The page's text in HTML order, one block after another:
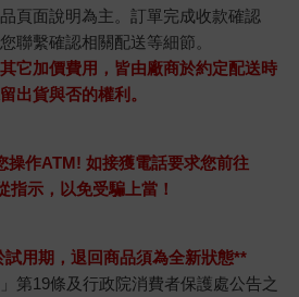
頁面說明為主。訂單完成收款確認
聯繫確認相關配送等細節。
它加價費用，皆由廠商於約定配送時
出貨與否的權利。
操作ATM! 如接獲電話要求您前往
指示，以免受騙上當！
用期，退回商品須為全新狀態**
第19條及行政院消費者保護處公告之